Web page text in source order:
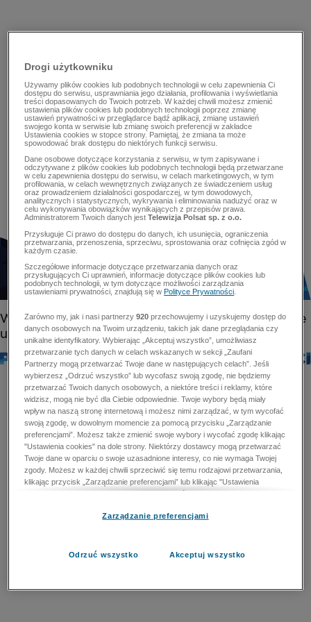
Drogi użytkowniku
Używamy plików cookies lub podobnych technologii w celu zapewnienia Ci
dostępu do serwisu, usprawniania jego działania, profilowania i wyświetlania
treści dopasowanych do Twoich potrzeb. W każdej chwili możesz zmienić
ustawienia plików cookies lub podobnych technologii poprzez zmianę
ustawień prywatności w przeglądarce bądź aplikacji, zmianę ustawień
swojego konta w serwisie lub zmianę swoich preferencji w zakładce
Ustawienia cookies w stopce strony. Pamiętaj, że zmiana ta może
spowodować brak dostępu do niektórych funkcji serwisu.
Dane osobowe dotyczące korzystania z serwisu, w tym zapisywane i
odczytywane z plików cookies lub podobnych technologii będą przetwarzane
w celu zapewnienia dostępu do serwisu, w celach marketingowych, w tym
profilowania, w celach wewnętrznych związanych ze świadczeniem usług
oraz prowadzeniem działalności gospodarczej, w tym dowodowych,
analitycznych i statystycznych, wykrywania i eliminowania nadużyć oraz w
celu wykonywania obowiązków wynikających z przepisów prawa.
Administratorem Twoich danych jestTelewizja Polsat sp. z o.o.
Przysługuje Ci prawo do dostępu do danych, ich usunięcia, ograniczenia
przetwarzania, przenoszenia, sprzeciwu, sprostowania oraz cofnięcia zgód w
każdym czasie.
Szczegółowe informacje dotyczące przetwarzania danych oraz
przysługujących Ci uprawnień, informacje dotyczące plików cookies lub
podobnych technologii, w tym dotyczące możliwości zarządzania
ustawieniami prywatności, znajdują się wPolityce Prywatności
Zarówno my, jak i nasi partnerzy920 przechowujemy i uzyskujemy dostęp do
danych osobowych na Twoim urządzeniu, takich jak dane przeglądania czy
unikalne identyfikatory. Wybierając „Akceptuj wszystko”, umożliwiasz
przetwarzanie tych danych w celach wskazanych w sekcji „Zaufani
Partnerzy mogą przetwarzać Twoje dane w następujących celach”. Jeśli
wybierzesz „Odrzuć wszystko” lub wycofasz swoją zgodę, nie będziemy
przetwarzać Twoich danych osobowych, a niektóre treści i reklamy, które
widzisz, mogą nie być dla Ciebie odpowiednie. Twoje wybory będą miały
wpływ na naszą stronę internetową i możesz nimi zarządzać, w tym wycofać
swoją zgodę, w dowolnym momencie za pomocą przycisku „Zarządzanie
preferencjami”. Możesz także zmienić swoje wybory i wycofać zgodę klikając
"Ustawienia cookies" na dole strony. Niektórzy dostawcy mogą przetwarzać
Twoje dane w oparciu o swoje uzasadnione interesy, co nie wymaga Twojej
zgody. Możesz w każdej chwili sprzeciwić się temu rodzajowi przetwarzania,
klikając przycisk „Zarządzanie preferencjami” lub klikając "Ustawienia
cookies" na dole strony. Nie możesz sprzeciwić się przetwarzaniu przez
zapobiegania oszustwom i naprawiania błędów, a w tym celu mogą zostać
przetwarzaniu danych osobowych w celu dostarczania i prezentacji reklam i
Zarządzanie preferencjami
Odrzuć wszystko Akceptuj wszystko